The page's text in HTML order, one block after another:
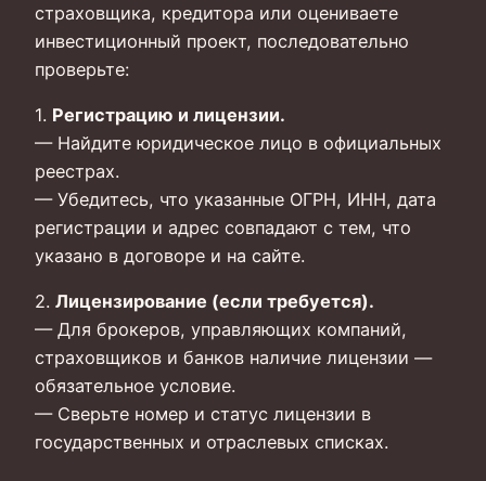
страховщика, кредитора или оцениваете
инвестиционный проект, последовательно
проверьте:
1. Регистрацию и лицензии.
— Найдите юридическое лицо в официальных
реестрах.
— Убедитесь, что указанные ОГРН, ИНН, дата
регистрации и адрес совпадают с тем, что
указано в договоре и на сайте.
2. Лицензирование (если требуется).
— Для брокеров, управляющих компаний,
страховщиков и банков наличие лицензии —
обязательное условие.
— Сверьте номер и статус лицензии в
государственных и отраслевых списках.